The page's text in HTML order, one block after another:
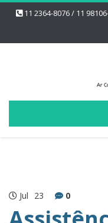
11 2364-8076 / 11
Jul 23 0